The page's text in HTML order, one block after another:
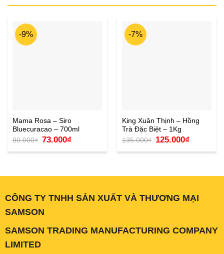
-9%
Mama Rosa – Siro
Bluecuracao – 700ml
80.000₫ Giá
gốc
là:
73.000₫Giá
hiện
tại
-7%
King Xuân Thịnh – Hồng
Trà Đặc Biệt – 1Kg
135.000₫
Giá
gốc
là:
125.000₫Giá
hiện
tại
CÔNG TY TNHH SẢN XUẤT VÀ THƯƠNG MẠI
SAMSON
SAMSON TRADING MANUFACTURING COMPANY
LIMITED